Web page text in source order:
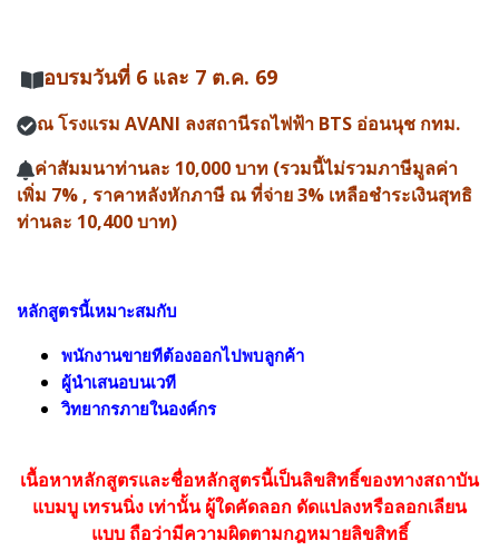
อบรมวันที่ 6 และ 7 ต.ค. 69
ณ โรงแรม AVANI ลงสถานีรถไฟฟ้า BTS อ่อนนุช กทม.
ค่าสัมมนาท่านละ 10,000 บาท (รวมนี้ไม่รวมภาษีมูลค่า
เพิ่ม 7% , ราคาหลังหักภาษี ณ ที่จ่าย 3% เหลือชำระเงินสุทธิ
ท่านละ 10,400 บาท)
หลักสูตรนี้เหมาะสมกับ
พนักงานขายทีต้องออกไปพบลูกค้า
ผู้นำเสนอบนเวที
วิทยากรภายในองค์กร
เนื้อหาหลักสูตรและชื่อหลักสูตรนี้เป็นลิขสิทธิ์ของทางสถาบัน
แบมบู เทรนนิ่ง เท่านั้นผู้ใดคัดลอก ดัดแปลงหรือลอกเลียน
แบบ ถือว่ามีความผิดตามกฎหมายลิขสิทธิ์